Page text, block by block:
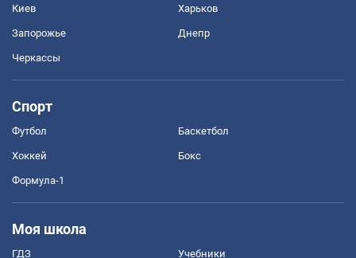
Киев Харьков
Запорожье Днепр
Черкассы
Спорт
Футбол Баскетбол
Хоккей Бокс
Формула-1
Моя школа
ГДЗ Учебники